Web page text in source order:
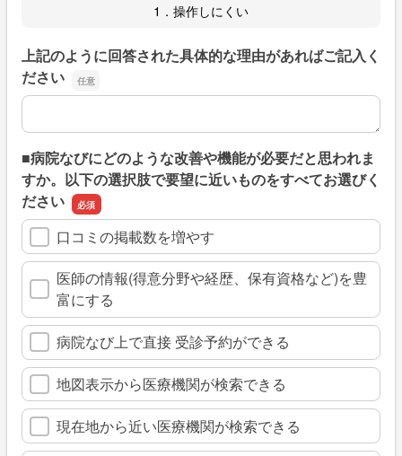
1．操作しにくい
上記のように回答された具体的な理由があればご記入く
ださい
上記のように回答された具体的な理由があればご記入くだ
■病院なびにどのような改善や機能が必要だと思われま
すか。以下の選択肢で要望に近いものをすべてお選びく
ださい
口コミの掲載数を増やす
医師の情報(得意分野や経歴、保有資格など)を豊
富にする
病院なび上で直接 受診予約ができる
地図表示から医療機関が検索できる
現在地から近い医療機関が検索できる